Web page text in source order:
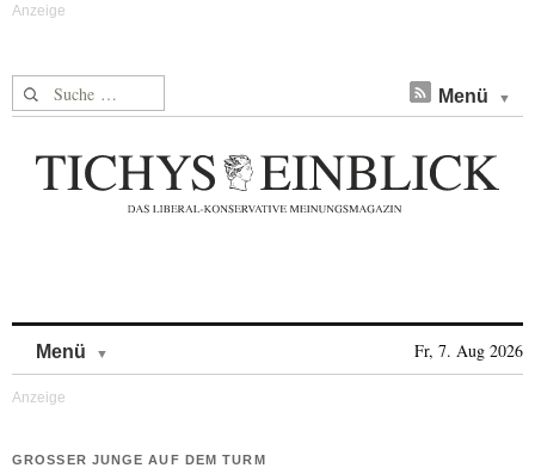
Suche nach: Menü
Menü Fr, 7. Aug 2026
GROSSER JUNGE AUF DEM TURM